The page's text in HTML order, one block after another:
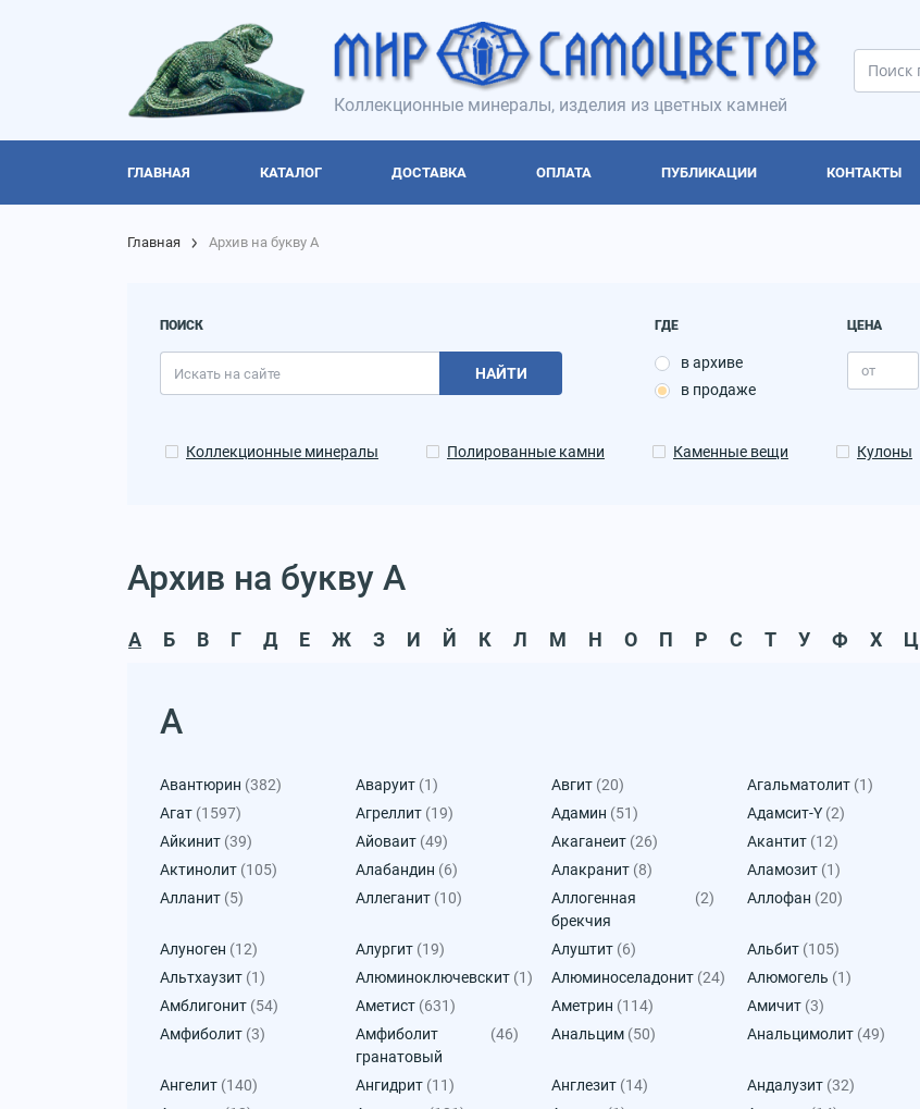
Коллекционные минералы, изделия из цветных камней
ГЛАВНАЯ КАТАЛОГ ДОСТАВКА ОПЛАТА ПУБЛИКАЦИИ КОНТАКТЫ
Главная Архив на букву А
ПОИСК
НАЙТИ
ГДЕ
в архиве
в продаже
ЦЕНА
Коллекционные минералы Полированные камни Каменные вещи Кулоны
Архив на букву А
А Б В Г Д Е Ж З И Й К Л М Н О П Р С Т У Ф Х Ц
А
Авантюрин (382) Аваруит (1) Авгит (20) Агальматолит (1)
Агат (1597) Агреллит (19) Адамин (51) Адамсит-Y (2)
Айкинит (39) Айоваит (49) Акаганеит (26) Акантит (12)
Актинолит (105) Алабандин (6) Алакранит (8) Аламозит (1)
Алланит (5) Аллеганит (10)
Аллогенная
брекчия
(2) Аллофан (20)
Алуноген (12) Алургит (19) Алуштит (6) Альбит (105)
Альтхаузит (1) Алюминоключевскит (1) Алюминоселадонит (24) Алюмогель (1)
Амблигонит (54) Аметист (631) Аметрин (114) Амичит (3)
Амфиболит (3)
Амфиболит
гранатовый
(46) Анальцим (50) Анальцимолит (49)
Ангелит (140) Ангидрит (11) Англезит (14) Андалузит (32)